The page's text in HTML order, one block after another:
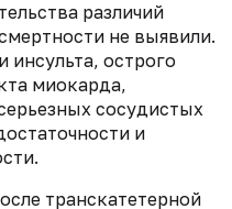
различий
не выявили.
инсульта, острого
миокарда,
сосудистых
и
транскатетерной